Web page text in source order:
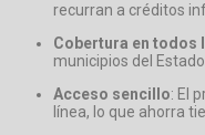
recurran a créditos
Cobertura en todos
municipios del
Acceso sencillo: El
línea, lo que ahorra